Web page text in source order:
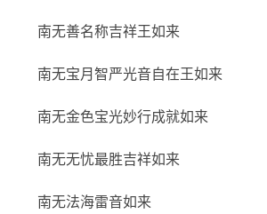
南无善名称吉祥王如来
南无宝月智严光音自在王如来
南无金色宝光妙行成就如来
南无无忧最胜吉祥如来
南无法海雷音如来